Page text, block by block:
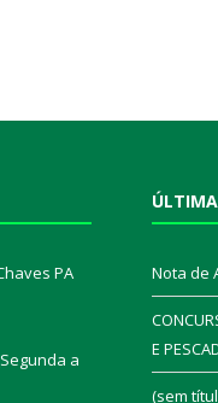
PA
a
Nota de
E
(sem